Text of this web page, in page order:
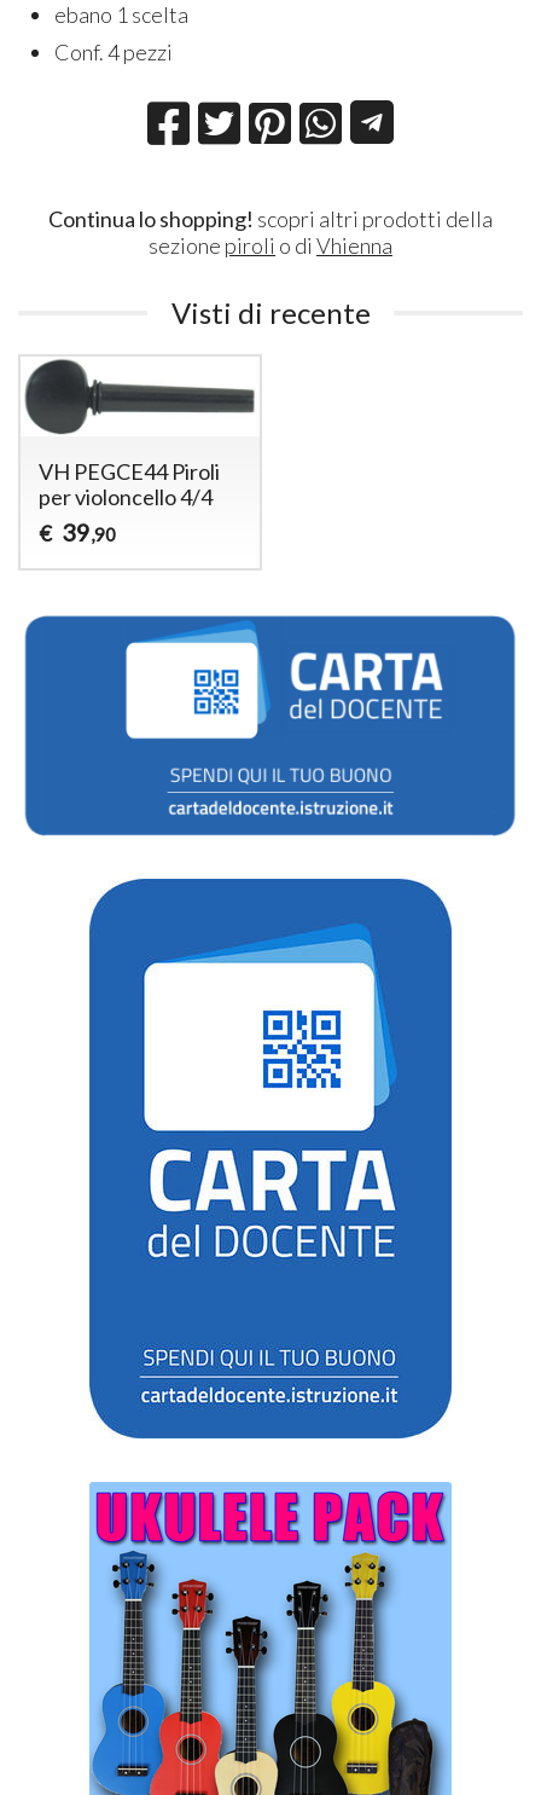
ebano 1 scelta
Conf. 4 pezzi
Continua lo shopping! scopri altri prodotti della
sezione piroli o di Vhienna
Visti di recente
VH PEGCE44 Piroli
per violoncello 4/4
€ 39,90